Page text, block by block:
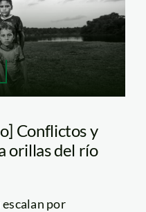
Conflictos y
orillas del río
por